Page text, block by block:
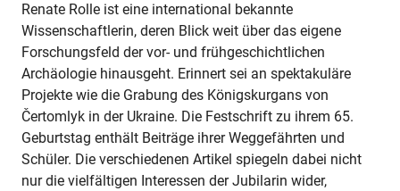
Renate Rolle ist eine international bekannte
Wissenschaftlerin, deren Blick weit über das eigene
Forschungsfeld der vor- und frühgeschichtlichen
Archäologie hinausgeht. Erinnert sei an spektakuläre
Projekte wie die Grabung des Königskurgans von
Čertomlyk in der Ukraine. Die Festschrift zu ihrem 65.
Geburtstag enthält Beiträge ihrer Weggefährten und
Schüler. Die verschiedenen Artikel spiegeln dabei nicht
nur die vielfältigen Interessen der Jubilarin wider,